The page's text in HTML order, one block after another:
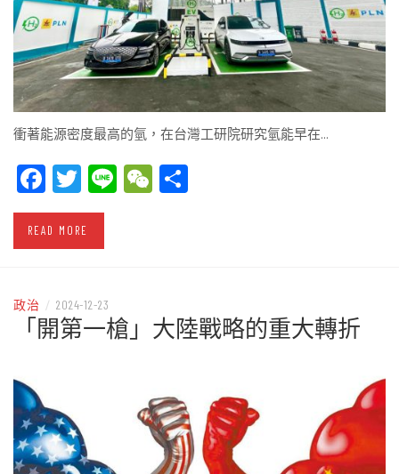
衝著能源密度最高的氫，在台灣工研院研究氫能早在…
Facebook
Twitter
LineWeChat
READ MORE
政治 / 2024-12-23
「開第一槍」大陸戰略的重大轉折